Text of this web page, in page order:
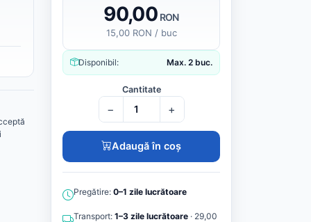
90,00 RON
15,00 RON / buc
Disponibil: Max. 2 buc.
Cantitate
− +
Adaugă în coș
Pregătire: 0–1 zile lucrătoare
Transport: 1–3 zile lucrătoare · 29,00